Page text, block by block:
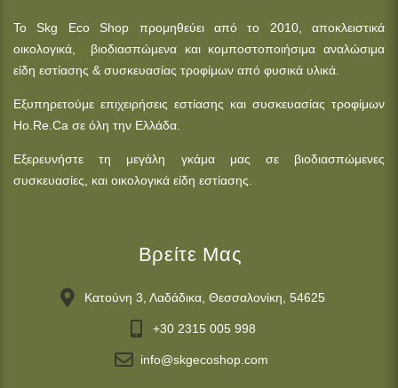
Το Skg Eco Shop προμηθεύει από το 2010, αποκλειστικά
οικολογικά, βιοδιασπώμενα και κομποστοποιήσιμα αναλώσιμα
είδη εστίασης & συσκευασίας τροφίμων από φυσικά υλικά.
Εξυπηρετούμε επιχειρήσεις εστίασης και συσκευασίας τροφίμων
Ho.Re.Ca σε όλη την Ελλάδα.
Εξερευνήστε τη μεγάλη γκάμα μας σε βιοδιασπώμενες
συσκευασίες, και οικολογικά είδη εστίασης.
Βρείτε Μας
Κατούνη 3, Λαδάδικα, Θεσσαλονίκη, 54625
+30 2315 005 998
info@skgecoshop.com